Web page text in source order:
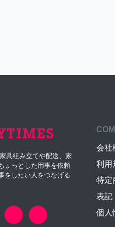
具組み立てや配送、家
ょっとした用事を依頼
をしたい人をつなげる
会社
利用
特定
表記
個人